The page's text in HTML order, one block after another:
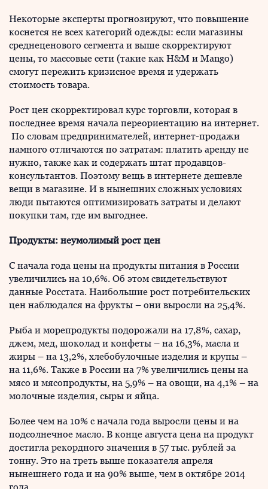
Некоторые эксперты прогнозируют, что повышение
коснется не всех категорий одежды: если магазины
среднеценового сегмента и выше скорректируют
цены, то массовые сети (такие как H&M и Mango)
смогут пережить кризисное время и удержать
стоимость товара.
Рост цен скорректировал курс торговли, которая в
последнее время начала переориентацию на интернет.
По словам предпринимателей, интернет-продажи
намного отличаются по затратам: платить аренду не
нужно, также как и содержать штат продавцов-
консультантов. Поэтому вещь в интернете дешевле
вещи в магазине. И в нынешних сложных условиях
люди пытаются оптимизировать затраты и делают
покупки там, где им выгоднее.
Продукты: неумолимый рост цен
С начала года цены на продукты питания в России
увеличились на 10,6%. Об этом свидетельствуют
данные Росстата. Наибольшие рост потребительских
цен наблюдался на фрукты – они выросли на 25,4%.
Рыба и морепродукты подорожали на 17,8%, сахар,
джем, мед, шоколад и конфеты – на 16,3%, масла и
жиры – на 13,2%, хлебобулочные изделия и крупы –
на 11,6%. Также в России на 7% увеличились цены на
мясо и мясопродукты, на 5,9% – на овощи, на 4,1% – на
молочные изделия, сыры и яйца.
Более чем на 10% с начала года выросли цены и на
подсолнечное масло. В конце августа цена на продукт
достигла рекордного значения в 57 тыс. рублей за
тонну. Это на треть выше показателя апреля
нынешнего года и на 90% выше, чем в октябре 2014